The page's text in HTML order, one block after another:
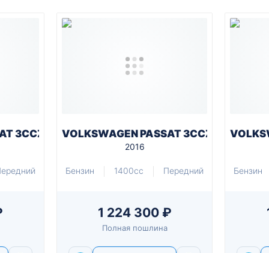
3CCZE VOLKSWAGEN PASSAT 3CCZE
2016
Бензин 1400cc Передний
1 224 300 ₽
Полная пошлина
Бензин